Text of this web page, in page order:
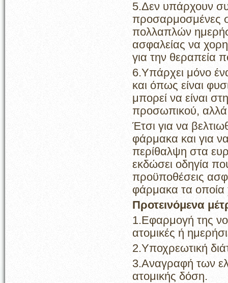
5.Δεν υπάρχουν
προσαρμοσμένες
πολλαπλών
ασφαλείας να
για την θεραπεία
6.Υπάρχει μόνο
και όπως είναι
μπορεί να είναι
προσωπικού, αλλά
Έτσι για να
φάρμακα και για
περίθαλψη στα
εκδώσει οδηγία
προϋποθέσεις
φάρμακα τα οποία
Προτεινόμενα
1.Εφαρμογή της
ατομικές ή
2.Υποχρεωτική
3.Αναγραφή των
ατομικής δόση.